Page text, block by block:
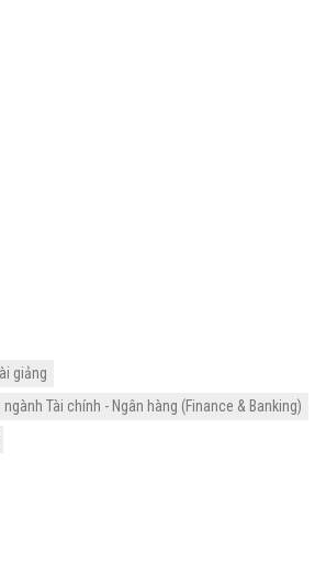
giảng
Tài chính - Ngân hàng (Finance & Banking)